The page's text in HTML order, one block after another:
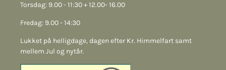
Torsdag: 9.00 - 11:30 + 12.00- 16.00
Fredag: 9.00 - 14:30
Lukket på helligdage, dagen efter Kr. Himmelfart samt
mellem Jul og nytår.